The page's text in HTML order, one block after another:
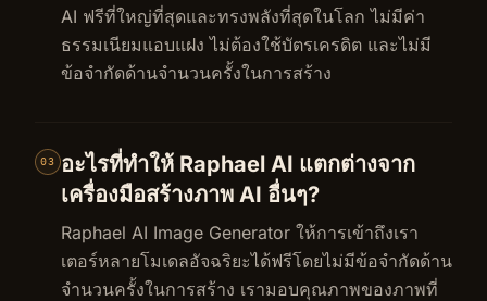
AI ฟรีที่ใหญ่ที่สุดและทรงพลังที่สุดในโลก ไม่มีค่า
ธรรมเนียมแอบแฝง ไม่ต้องใช้บัตรเครดิต และไม่มี
ข้อจำกัดด้านจำนวนครั้งในการสร้าง
03
อะไรที่ทำให้ Raphael AI แตกต่างจาก
เครื่องมือสร้างภาพ AI อื่นๆ?
Raphael AI Image Generator ให้การเข้าถึงเรา
เตอร์หลายโมเดลอัจฉริยะได้ฟรีโดยไม่มีข้อจำกัดด้าน
จำนวนครั้งในการสร้าง เรามอบคุณภาพของภาพที่